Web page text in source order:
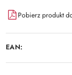
Pobierz produkt
EAN: